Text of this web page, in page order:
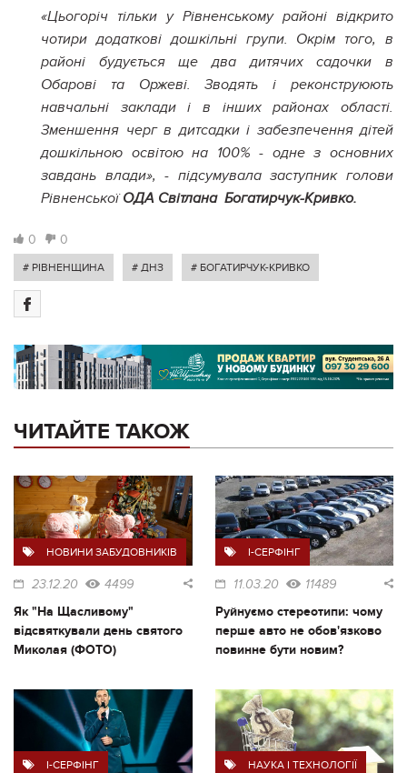
«Цьогоріч тільки у Рівненському районі відкрито
чотири додаткові дошкільні групи. Окрім того, в
районі будується ще два дитячих садочки в
Обарові та Оржеві. Зводять і реконструюють
навчальні заклади і в інших районах області.
Зменшення черг в дитсадки і забезпечення дітей
дошкільною освітою на 100% - одне з основних
завдань влади», - підсумувала заступник голови
РівненськоїОДА Світлана Богатирчук-Кривко.
0 0
# РІВНЕНЩИНА # ДНЗ # БОГАТИРЧУК-КРИВКО
ЧИТАЙТЕ ТАКОЖ
НОВИНИ ЗАБУДОВНИКІВ
23.12.20 4499
Як "На Щасливому"
відсвяткували день святого
Миколая (ФОТО)
I-СЕРФІНГ
11.03.20 11489
Руйнуємо стереотипи: чому
перше авто не обов'язково
повинне бути новим?
I-СЕРФІНГ НАУКА І ТЕХНОЛОГІЇ